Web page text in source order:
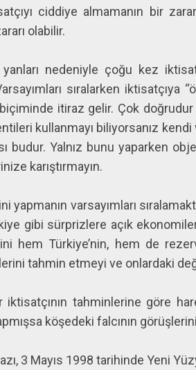
ciddiye almamanın bir
olabilir.
yanları nedeniyle çoğu kez
sıralarken
biçiminde itiraz gelir. Çok
kullanmayı biliyorsanız kendi
budur. Yalnız bunu yaparken
karıştırmayın.
yapmanın varsayımları
gibi sürprizlere açık
hem Türkiye’nin, hem de
tahmin etmeyi ve onlardaki
iktisatçının tahminlerine göre
köşedeki falcının
3 Mayıs 1998 tarihinde Yeni